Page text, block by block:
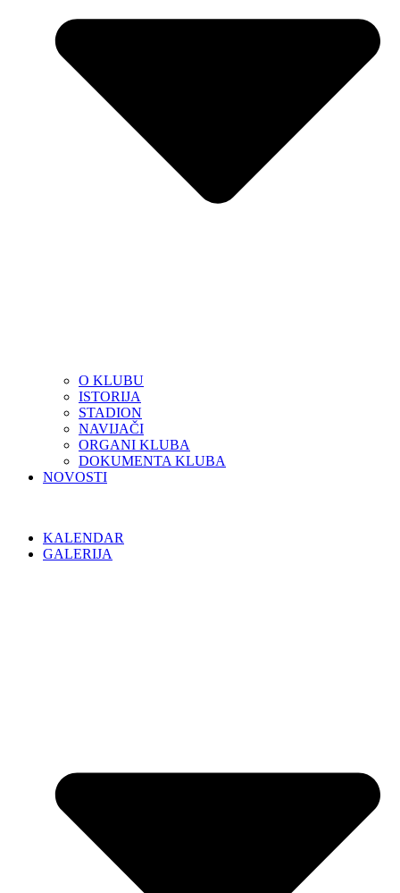
O KLUBU
ISTORIJA
STADION
NAVIJAČI
ORGANI KLUBA
DOKUMENTA KLUBA
NOVOSTI
KALENDAR
GALERIJA